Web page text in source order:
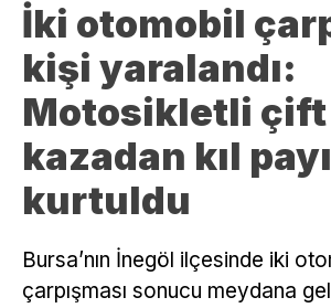
İki otomobil
kişi yaralandı:
Motosikletli çift
kazadan kıl payı
kurtuldu
Bursa’nın İnegöl ilçesinde iki
çarpışması sonucu meydana